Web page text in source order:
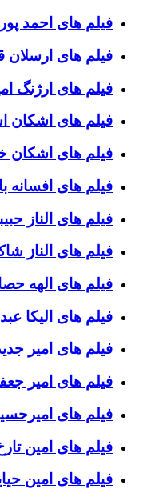
فیلم های احمد
فیلم های
فیلم های ارژنگ
فیلم های اشکان
فیلم های اشکان
فیلم های افسانه
فیلم های الناز
فیلم های الناز
فیلم های الهه
فیلم های الیکا
فیلم های امیر
فیلم های امیر
فیلم های
فیلم های امین
فیلم های امین